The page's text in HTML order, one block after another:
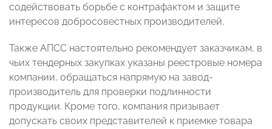
содействовать борьбе с контрафактом и защите
интересов добросовестных производителей.
Также АПСС настоятельно рекомендует заказчикам, в
чьих тендерных закупках указаны реестровые номера
компании, обращаться напрямую на завод-
производитель для проверки подлинности
продукции. Кроме того, компания призывает
допускать своих представителей к приемке товара